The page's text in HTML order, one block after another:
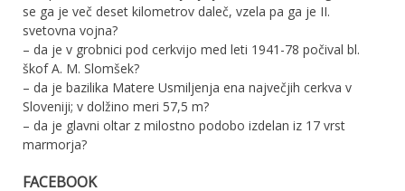
se ga je več deset kilometrov daleč, vzela pa ga je II.
svetovna vojna?
– da je v grobnici pod cerkvijo med leti 1941-78 počival bl.
škof A. M. Slomšek?
– da je bazilika Matere Usmiljenja ena največjih cerkva v
Sloveniji; v dolžino meri 57,5 m?
– da je glavni oltar z milostno podobo izdelan iz 17 vrst
marmorja?
FACEBOOK